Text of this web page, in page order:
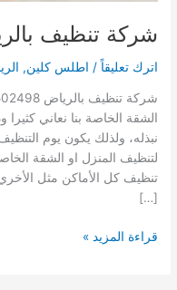
شركة تنظيف بالرياض
اترك تعليقاً / اطلس كلين,
الشقة الخاصة بنا نعاني
نبذله، ولذلك يكون يوم
لتنظيف المنزل او الشقة
تنظيف كل الأماكن مثل
[…]
شركة
قراءة المزيد »